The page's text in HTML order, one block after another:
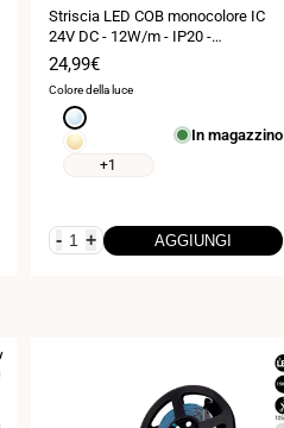
Striscia LED COB monocolore IC
24V DC - 12W/m - IP20 -
360LED/m - Larghezza 10mm - 5
metri
Prezzo
di
vendita
24,99€
Colore della luce
Bianco
freddo
6000K
Bianco
+1
In magazzino
- + AGGIUNGI